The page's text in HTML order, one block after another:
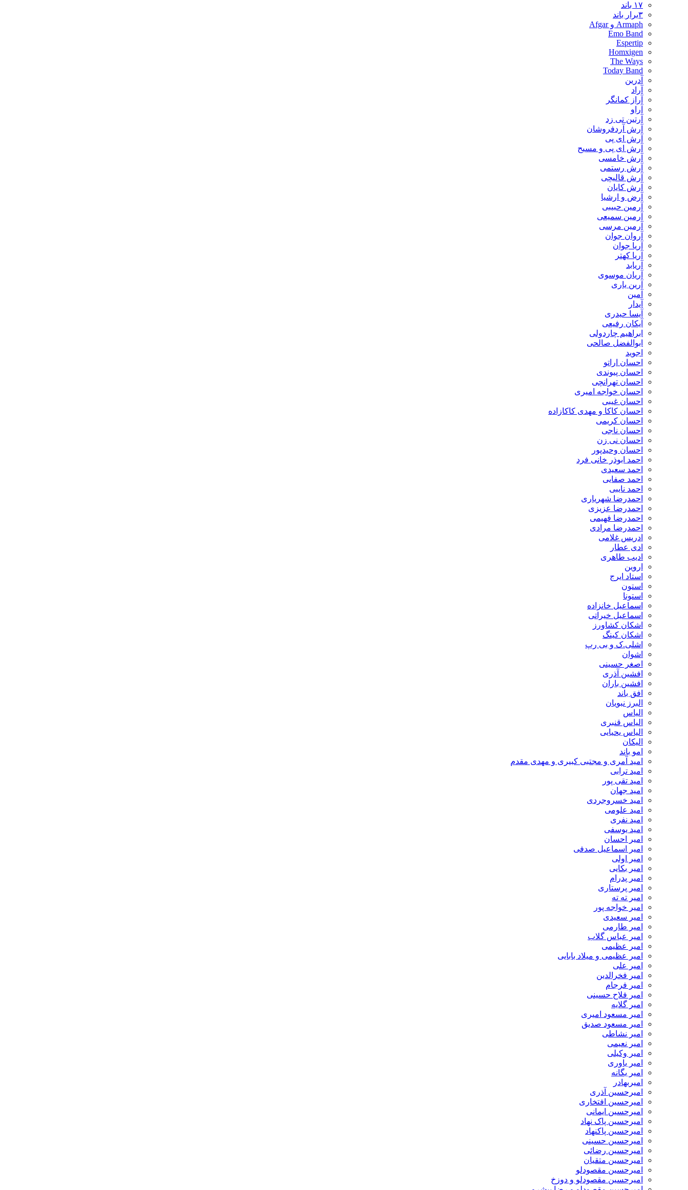
۱۷ باند
۳برار باند
Armaph و Afgar
Emo Band
Espertip
Homxigen
The Ways
Today Band
آدرین
آراد
آراز کمانگر
آراو
آرتین تی زد
آرش آردفروشان
آرش ای پی
آرش ای پی و مسیح
آرش خامسی
آرش رستمی
آرش قالیچی
آرش کایان
​آرض و ارشیا
آرمین حبیبی
آرمین سمیعی
آرمین مرسی
آروان جوان
آریا جوان
آریا کهتر
آریابد
آریان موسوی
آرین یاری
آمین
آیدار
آیسا حیدری
آیکان رفیعی
ابراهیم چاردولی
ابوالفضل صالحی
اجوید
احسان اراتو
احسان پیوندی
احسان تهرانچی
احسان خواجه امیری
احسان غیبی
احسان کاکا و مهدی کاکازاده
احسان کریمی
احسان ناجی
احسان نی زن
احسان وحیدپور
احمد ابوذر خانی فرد
احمد سعیدی
احمد صفایی
احمد نایبی
احمدرضا شهریاری
احمدرضا عزیزی
احمدرضا فهیمی
احمدرضا مرادی
ادریس غلامی
ادی عطار
ادیب طاهری
اروین
استاد ایرج
استون
استونا
اسماعیل خانزاده
اسماعیل خیراتی
اشکان کشاورز
اشکان کینگ
اشلی.ک و بی رپ
اشوان
اصغر حسینی
افشین آذری
افشین باران
افق باند
البرز نبویان
الیاس
الیاس قنبرى
الیاس یحیایی
الیکان
امو باند
امید آمری و مجتبی کبیری و مهدى مقدم
امید ترابی
امید تقی پور
امید جهان
امید خسروجردی
امید علومی
امید نفری
امید یوسفی
امیر احسان
امیر اسماعیل صدفی
امیر اولی
امیر بکایی
امیر پدرام
امیر پرستاری
امیر ته ته
امیر خواجه پور
امیر سعیدی
امیر طارمی
امیر عباس گلاب
امیر عظیمی
امیر عظیمی و میلاد بابایی
امیر علی
امیر فخرالدین
امیر فرجام
امیر فلاح حسینی
امیر گلایه
امیر مسعود امیری
امیر مسعود صدیق
امیر نشاطی
امیر نعیمی
امیر وکیلی
امیر یاوری
امیر یگانه
امیربهادر
امیرحسین آذری
امیرحسین افتخاری
امیرحسین ایمانی
امیرحسین پاک نهاد
امیرحسین پاکنهاد
امیرحسین حسینی
امیرحسین رضائی
امیرحسین متقیان
امیرحسین مقصودلو
امیرحسین مقصودلو و دوزخ